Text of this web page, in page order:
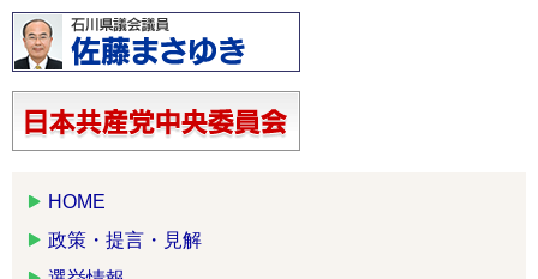
HOME
政策・提言・見解